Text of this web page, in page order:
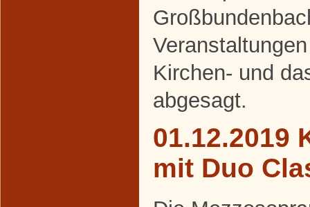
Kirchen- und
abgesagt.
01.12.2019
mit Duo